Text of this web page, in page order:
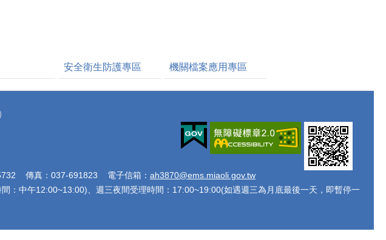
安全衛生防護專區 機關檔案應用專區
傳真：037-691823 電子信箱： ah3870@ems.miaoli.gov.tw
：中午12:00~13:00)、週三夜間受理時間：17:00~19:00(如遇週三為月底最後一天，即暫停一